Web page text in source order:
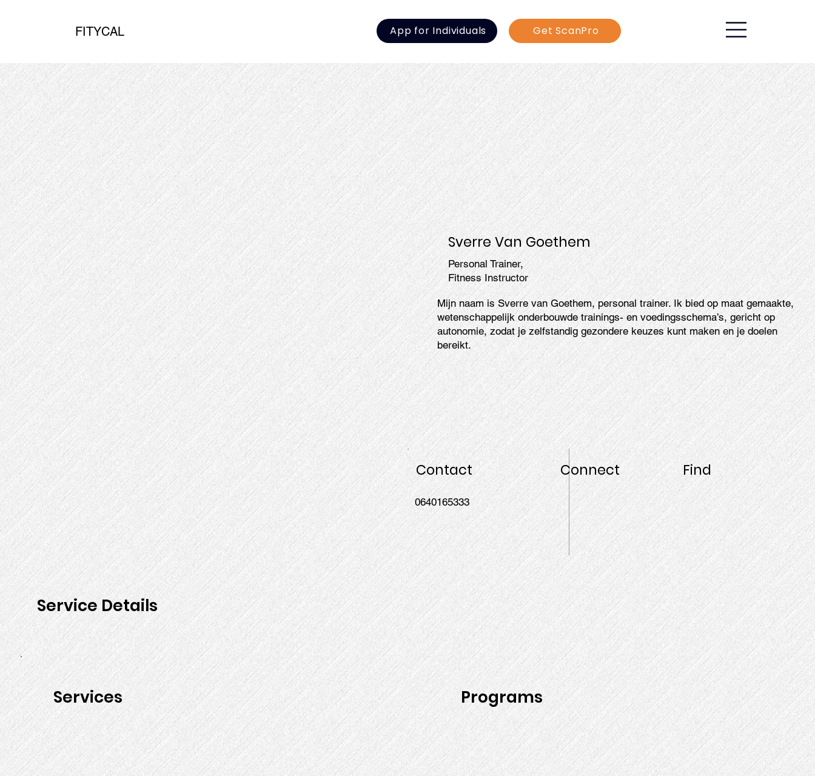
FITYCAL App for Individuals Get ScanPro
Sverre Van Goethem
Personal Trainer,
Fitness Instructor
Mijn naam is Sverre van Goethem, personal trainer. Ik bied op maat gemaakte,
wetenschappelijk onderbouwde trainings- en voedingsschema’s, gericht op
autonomie, zodat je zelfstandig gezondere keuzes kunt maken en je doelen
bereikt.
Service Details
Find
Programs
Services
Contact
0640165333
Connect